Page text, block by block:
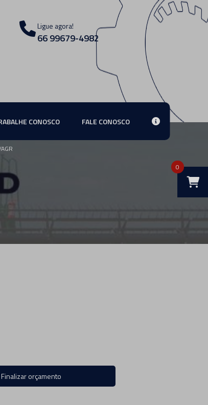
Ligue agora!
66 99679-4982
CONOSCO FALE CONOSCO
0
Finalizar orçamento